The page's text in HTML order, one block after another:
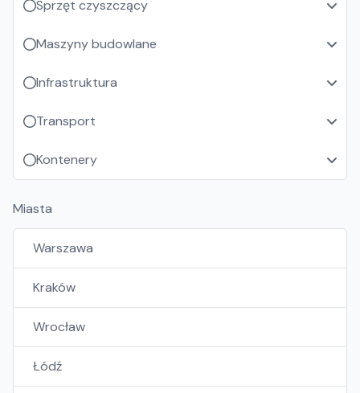
Sprzęt czyszczący
Maszyny budowlane
Infrastruktura
Transport
Kontenery
Miasta
Warszawa
Kraków
Wrocław
Łódź